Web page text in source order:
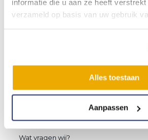
informatie die u aan ze heeft
verzameld op basis van uw gebruik
Alles toestaan
Aanpassen
bent op je bus
– Nieuwjaarsreceptie
verzorgt zodat je zorgeloos het werk
de grote groep chauffeurs
Wat vragen wij?